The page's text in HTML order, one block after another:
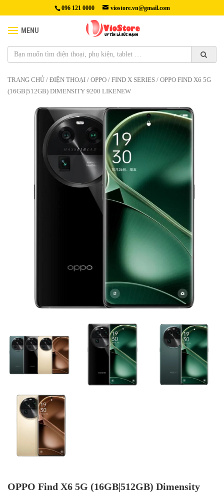
096 121 0000 viostore.vn@gmail.com
MENU
TRANG CHỦ / ĐIỆN THOẠI / OPPO / FIND X SERIES / OPPO FIND X6 5G
(16GB|512GB) DIMENSITY 9200 LIKENEW
OPPO Find X6 5G (16GB|512GB) Dimensity